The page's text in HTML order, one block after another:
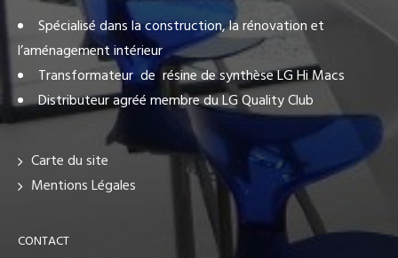
Spécialisé dans la construction, la rénovation et
l’aménagement intérieur
Transformateur de résine de synthèse LG Hi Macs
Distributeur agréé membre du LG Quality Club
Carte du site
Mentions Légales
CONTACT